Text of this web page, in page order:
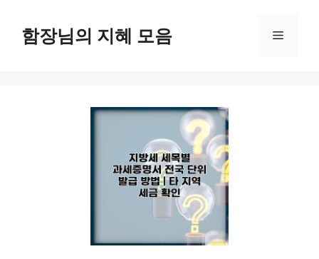
함장님의 지혜 모음 메